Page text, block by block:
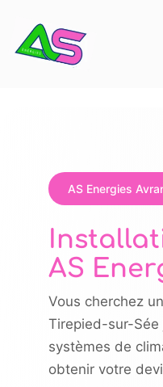
AS Energies
AS
Vous cherchez
Tirepied-sur-Sée
systèmes de
obtenir votre